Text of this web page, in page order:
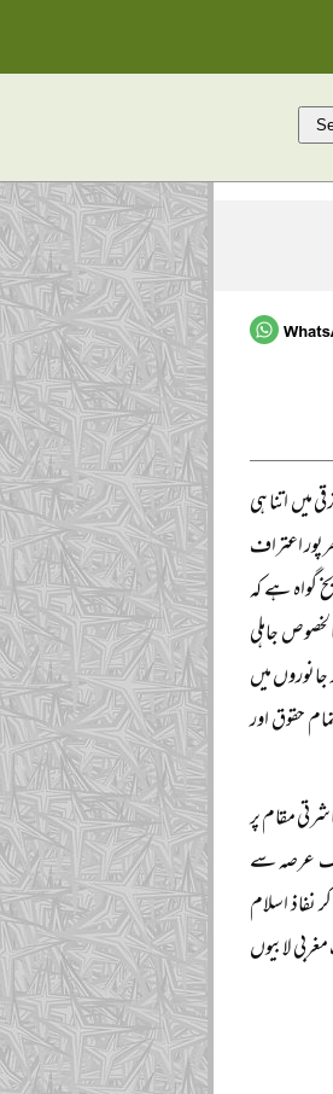
اتنا ہی
اعتراف
گواہ ہے کہ
جاہلی
میں
حقوق اور
مقام پر
عرصہ سے
نفاذ اسلام
لابیوں